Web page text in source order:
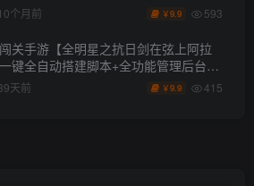
苹果双端
10个月前 ￥9.9 593
关手游【全明星之抗日剑在弦上阿拉
键全自动搭建脚本+全功能管理后台
权后台+安卓苹果双端
天前 ￥9.9 415